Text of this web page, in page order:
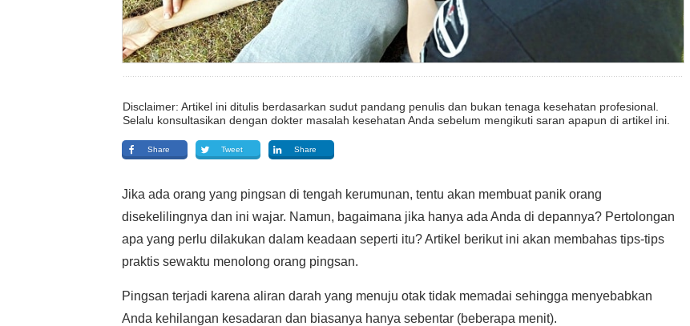
Disclaimer: Artikel ini ditulis berdasarkan sudut pandang penulis dan bukan tenaga kesehatan profesional.
Selalu konsultasikan dengan dokter masalah kesehatan Anda sebelum mengikuti saran apapun di artikel ini.
Share Tweet Share
Jika ada orang yang pingsan di tengah kerumunan, tentu akan membuat panik orang
disekelilingnya dan ini wajar. Namun, bagaimana jika hanya ada Anda di depannya? Pertolongan
apa yang perlu dilakukan dalam keadaan seperti itu? Artikel berikut ini akan membahas tips-tips
praktis sewaktu menolong orang pingsan.
Pingsan terjadi karena aliran darah yang menuju otak tidak memadai sehingga menyebabkan
Anda kehilangan kesadaran dan biasanya hanya sebentar (beberapa menit).